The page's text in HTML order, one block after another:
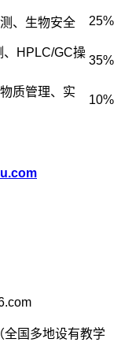
、生物安全 25%
、HPLC/GC操
35%
质管理、实
10%
全国多地设有教学